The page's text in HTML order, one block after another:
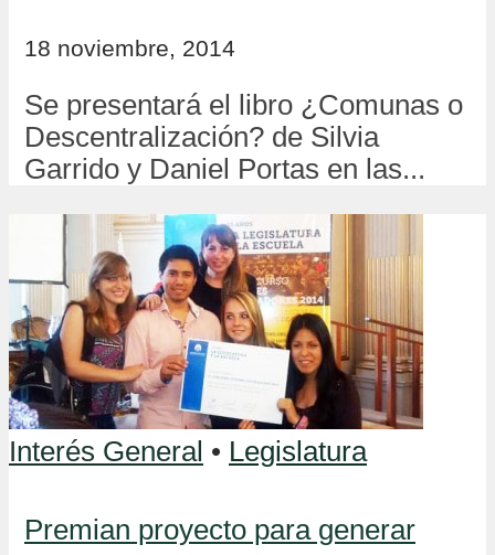
18 noviembre, 2014
Se presentará el libro ¿Comunas o
Descentralización? de Silvia
Garrido y Daniel Portas en las...
Interés General • Legislatura
Premian proyecto para generar